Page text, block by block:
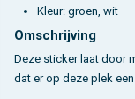
Kleur: groen, wit
Omschrijving
Deze sticker laat door
dat er op deze plek